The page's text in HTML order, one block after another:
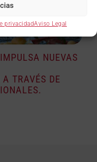
privacidadAviso Legal
NUEVAS
TRAVÉS DE